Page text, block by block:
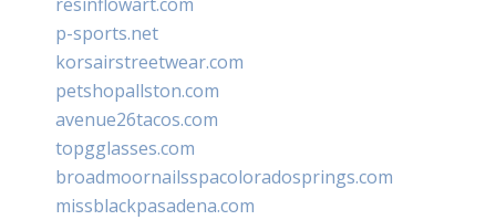
p-sports.net
korsairstreetwear.com
petshopallston.com
avenue26tacos.com
topgglasses.com
broadmoornailsspacoloradosprings.com
missblackpasadena.com